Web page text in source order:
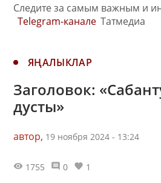
Следите за самым важным и
Telegram-канале Татмедиа
ЯҢАЛЫКЛАР
Заголовок:
дусты»
автор, 19 ноября 2024 - 13:24
1755 0 1